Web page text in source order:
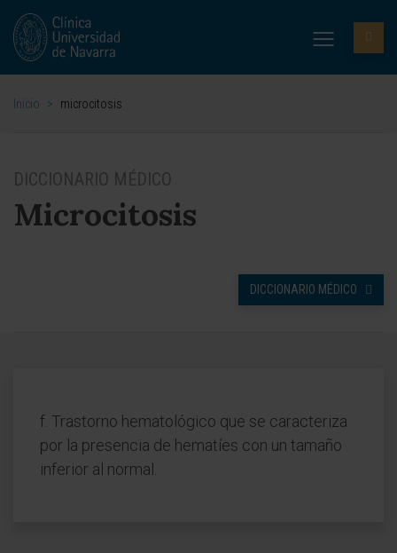
Inicio > microcitosis
DICCIONARIO MÉDICO
Microcitosis
DICCIONARIO MÉDICO
f. Trastorno hematológico que se caracteriza
por la presencia de hematíes con un tamaño
inferior al normal.